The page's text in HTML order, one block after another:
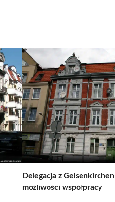
Delegacja z
możliwości współpracy